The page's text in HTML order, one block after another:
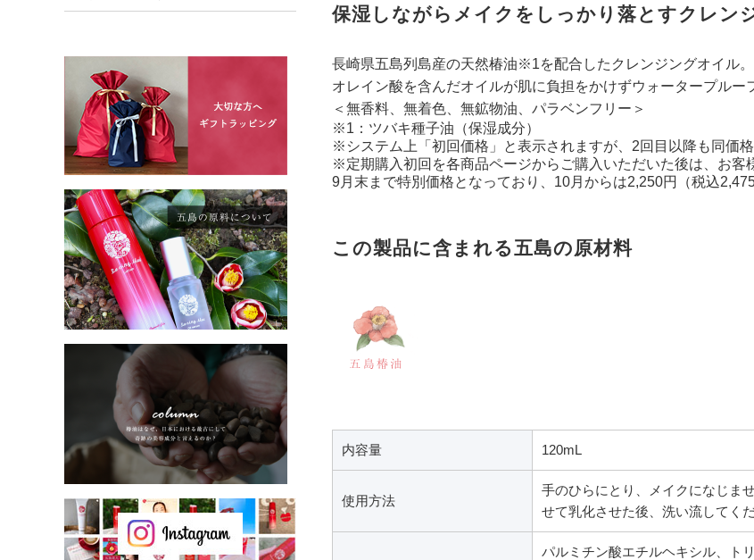
保湿しながらメイクをしっかり落とすクレン
長崎県五島列島産の天然椿油※1を配合したクレンジングオイル。
オレイン酸を含んだオイルが肌に負担をかけずウォータープルー
＜無香料、無着色、無鉱物油、パラベンフリー＞
※1：ツバキ種子油（保湿成分）
※システム上「初回価格」と表示されますが、2回目以降も同価格
※定期購入初回を各商品ページからご購入いただいた後は、お客
9月末まで特別価格となっており、10月からは2,250円（税込
この製品に含まれる五島の原材料
内容量 120mL
使用方法
手のひらにとり、メイクになじま
せて乳化させた後、洗い流してく
パルミチン酸エチルヘキシル、ト